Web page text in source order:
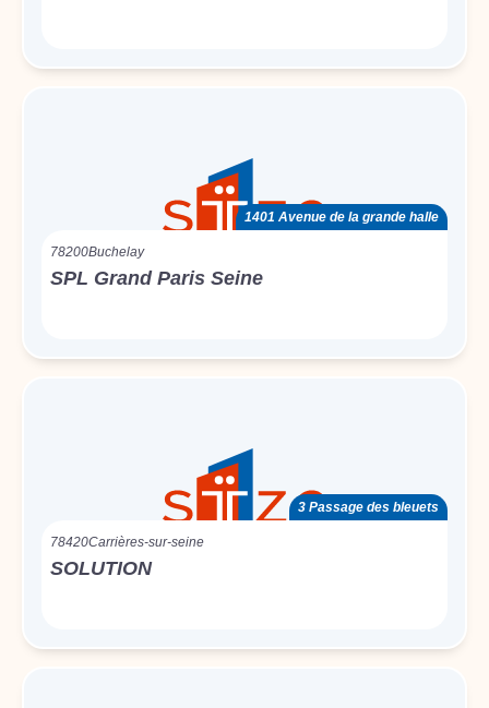
1401 Avenue de la grande halle
78200Buchelay
SPL Grand Paris Seine
3 Passage des bleuets
78420Carrières-sur-seine
SOLUTION